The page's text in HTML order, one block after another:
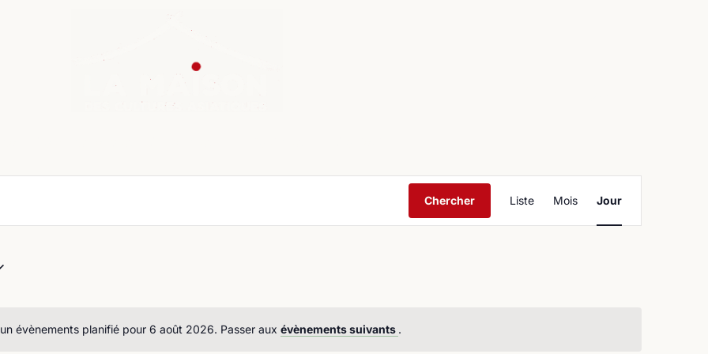
évènements planifié pour 6 août 2026. Passer aux évènements suivants .
Chercher
de
Liste Mois Jour